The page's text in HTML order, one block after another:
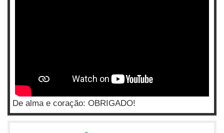
De alma e coração: OBRIGADO!